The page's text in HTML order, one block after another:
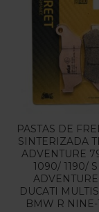
PASTAS DE
SINTERIZADA
ADVENTURE
1090/ 1190/
DUCATI
BMW R NINE-